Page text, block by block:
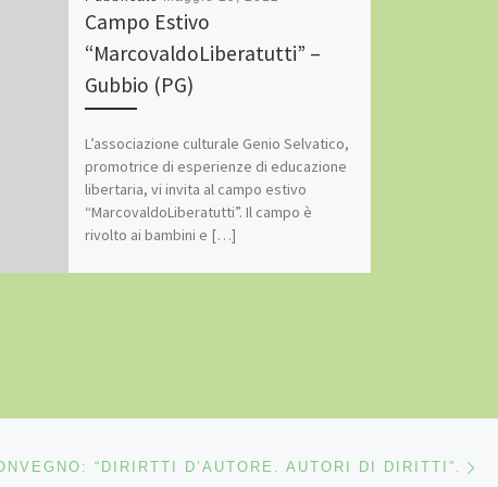
Campo Estivo
“MarcovaldoLiberatutti” –
Gubbio (PG)
L’associazione culturale Genio Selvatico,
promotrice di esperienze di educazione
libertaria, vi invita al campo estivo
“MarcovaldoLiberatutti”. Il campo è
rivolto ai bambini e […]
ARTICOLI“DIRIRTTI D’AUTORE. AUTORI DI DIRITTI”.